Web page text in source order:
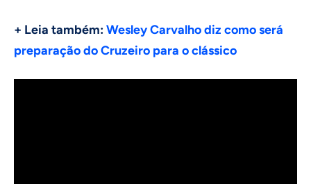
+ Leia também:Wesley Carvalho diz como será
preparação do Cruzeiro para o clássico